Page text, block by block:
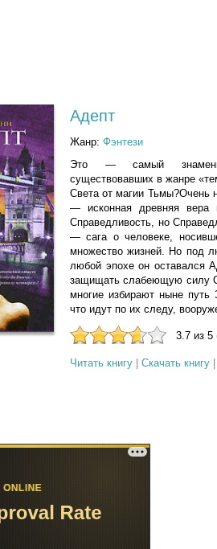
Адепт
Жанр: Фэнтези
Это — самый
существовавших в жанре
Света от магии
— исконная древняя
Справедливость, но
— сага о человеке,
множество жизней. Но под
любой эпохе он оставался
защищать слабеющую силу
многие избирают ныне
что идут по их следу,
3.7 из 5
Читать книгу Скачать книгу